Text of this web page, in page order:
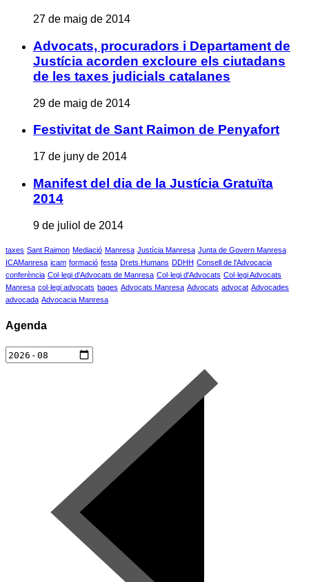
27 de maig de 2014
Advocats, procuradors i Departament de
Justícia acorden excloure els ciutadans
de les taxes judicials catalanes
29 de maig de 2014
Festivitat de Sant Raimon de Penyafort
17 de juny de 2014
Manifest del dia de la Justícia Gratuïta
2014
9 de juliol de 2014
taxes Sant Raimon Mediació Manresa Justícia Manresa Junta de Govern Manresa
ICAManresa icam formació festa Drets Humans DDHH Consell de l'Advocacia
conferència Col·legi d'Advocats de Manresa Col·legi d'Advocats Col·legi Advocats
Manresa col·legi advocats bages Advocats Manresa Advocats advocat Advocades
advocada Advocacia Manresa
Agenda